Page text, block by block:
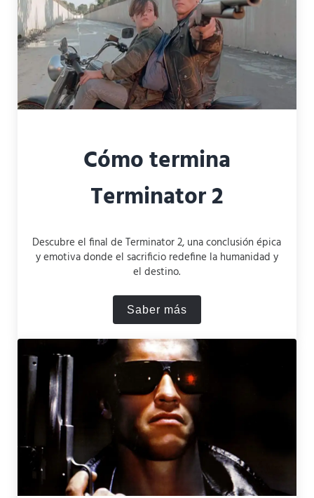
Cómo termina
Terminator 2
Descubre el final de Terminator 2, una conclusión épica
y emotiva donde el sacrificio redefine la humanidad y
el destino.
Saber másCómo termina Terminator 2